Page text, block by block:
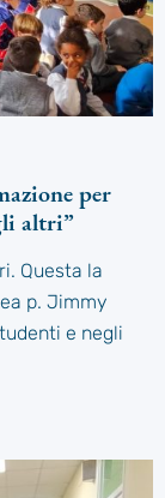
per
altri”
Questa la
p. Jimmy
e negli